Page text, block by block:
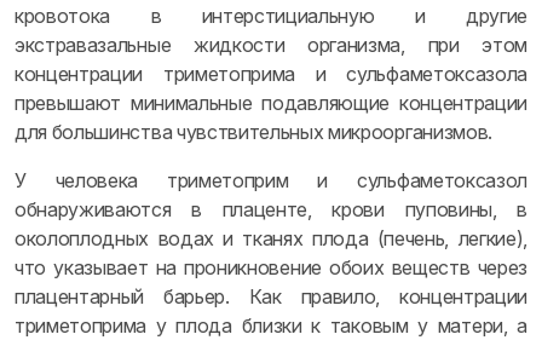
кровотока в интерстициальную и другие
экстравазальные жидкости организма, при этом
концентрации триметоприма и сульфаметоксазола
превышают минимальные подавляющие концентрации
для большинства чувствительных микроорганизмов.
У человека триметоприм и сульфаметоксазол
обнаруживаются в плаценте, крови пуповины, в
околоплодных водах и тканях плода (печень, легкие),
что указывает на проникновение обоих веществ через
плацентарный барьер. Как правило, концентрации
триметоприма у плода близки к таковым у матери, а